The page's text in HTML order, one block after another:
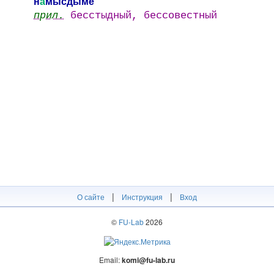
прил. бесстыдный, бессовестный
О сайте | Инструкция | Вход
© FU-Lab2026
Email:komi@fu-lab.ru